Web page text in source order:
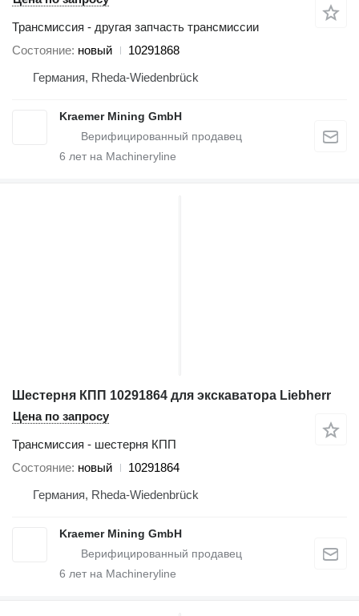
Трансмиссия - другая запчасть трансмиссии
Состояние новый
10291868
Германия, Rheda-Wiedenbrück
Kraemer Mining GmbH
6 лет на Machineryline
Шестерня КПП 10291864 для экскаватора Liebherr
Цена по запросу
Трансмиссия - шестерня КПП
Состояние новый
10291864
Германия, Rheda-Wiedenbrück
Kraemer Mining GmbH
6 лет на Machineryline